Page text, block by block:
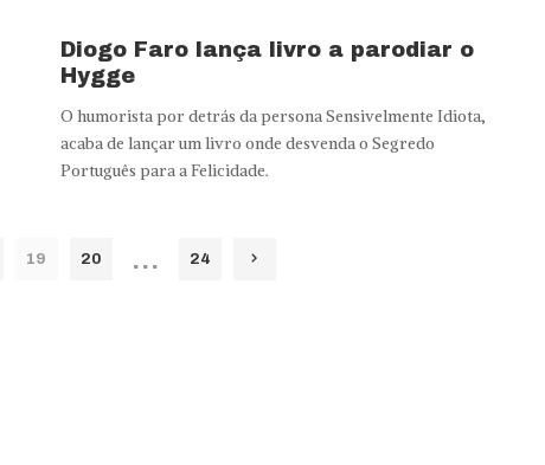
Diogo Faro lança livro a parodiar o
Hygge
O humorista por detrás da persona Sensivelmente Idiota,
acaba de lançar um livro onde desvenda o Segredo
Português para a Felicidade.
19 20 … 24